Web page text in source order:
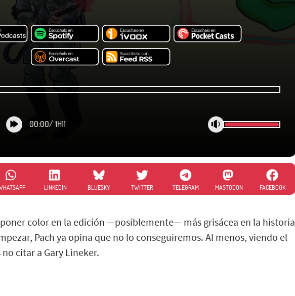
00:00/ 1H11
LINKEDIN BLUESKY TWITTER TELEGRAM MASTODON FACEBOOK
color en la edición —posiblemente— más grisácea en la historia
Pach ya opina que no lo conseguiremos. Al menos, viendo el
citar a Gary Lineker.